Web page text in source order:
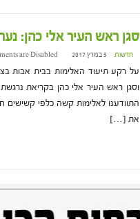
סגן ראש העיר אלי כהן:
חדשות 5 במרץ 2017 at 14:25 are Disabled
על רקע תיעוד האלימות בבית אבות
וסגן ראש העיר אלי כהן בקריאת
התוודענו לאלימות קשה כלפי
את […]